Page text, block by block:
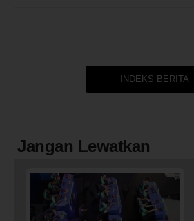
INDEKS BERITA
Jangan Lewatkan